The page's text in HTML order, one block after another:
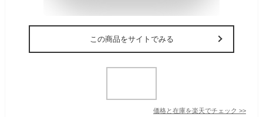
この商品をサイトでみる
価格と在庫を楽天でチェック >>